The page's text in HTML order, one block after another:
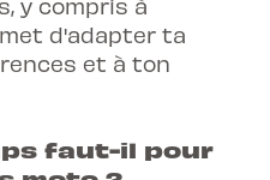
y compris à
d'adapter ta
et à ton
faut-il pour